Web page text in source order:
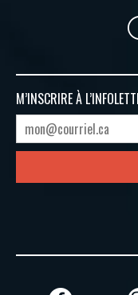
M’INSCRIRE À